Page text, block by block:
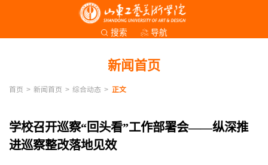
搜索 导航
新闻首页
首页 > 新闻首页 > 综合动态 > 正文
学校召开巡察“回头看”工作部署会——纵深推
进巡察整改落地见效